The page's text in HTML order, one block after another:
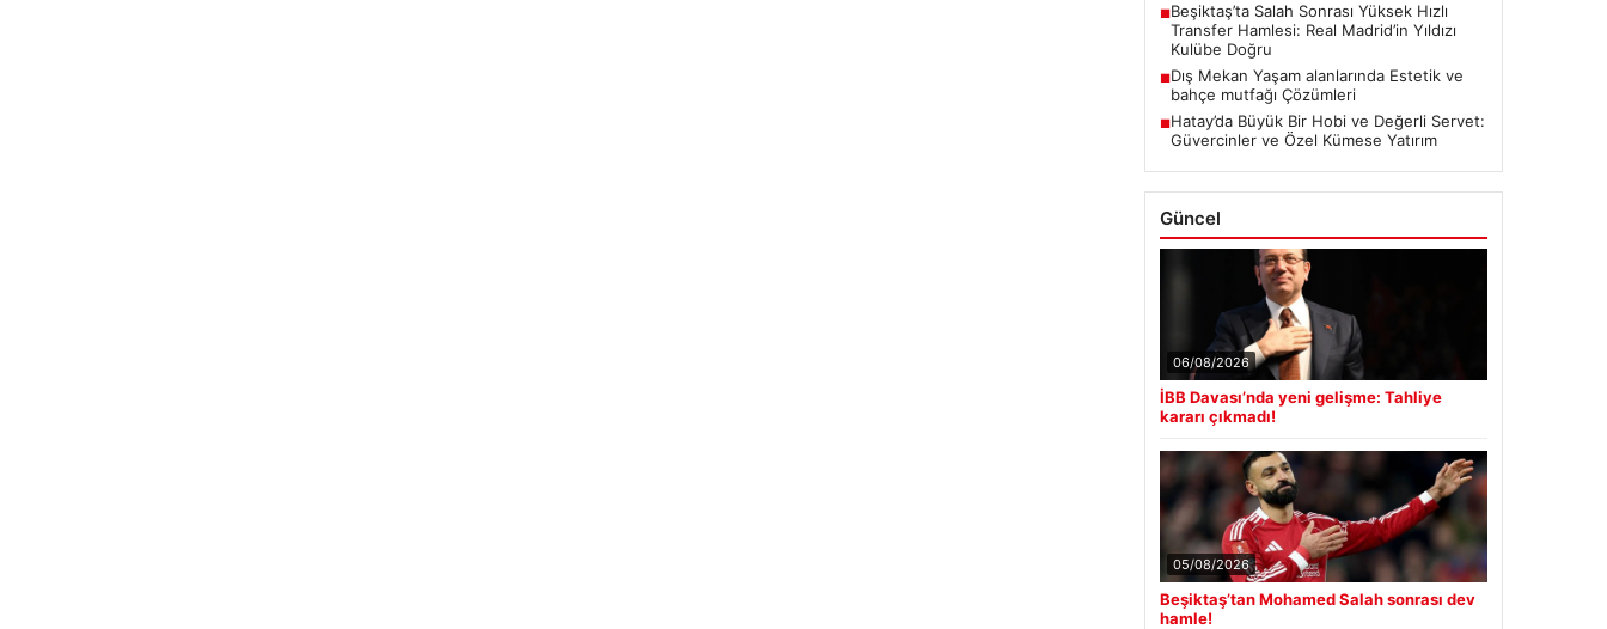
■Beşiktaş’ta Salah Sonrası Yüksek Hızlı
Transfer Hamlesi: Real Madrid’in Yıldızı
Kulübe Doğru
■Dış Mekan Yaşam alanlarında Estetik ve
bahçe mutfağı Çözümleri
■Hatay’da Büyük Bir Hobi ve Değerli Servet:
Güvercinler ve Özel Kümese Yatırım
Güncel
06/08/2026
İBB Davası’nda yeni gelişme: Tahliye
kararı çıkmadı!
05/08/2026
Beşiktaş’tan Mohamed Salah sonrası dev
hamle!